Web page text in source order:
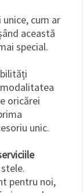
unice, cum ar
această
special.
oricărei
unic.
pentru noi,